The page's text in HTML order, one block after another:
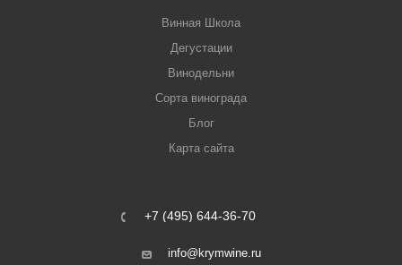
Винная Школа
Дегустации
Винодельни
Сорта винограда
Блог
Карта сайта
+7 (495) 644-36-70
info@krymwine.ru